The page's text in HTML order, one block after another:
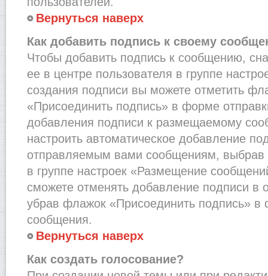
Вернуться наверх
Как добавить подпись к своему
Чтобы добавить подпись к сообщению,
ее в центре пользователя в группе
создания подписи вы можете отметить
«Присоединить подпись» в форме
добавления подписи к размещаемому
настроить автоматическое добавление
отправляемым вами сообщениям, выбрав
в группе настроек «Размещение
сможете отменять добавление подписи в
убрав флажок «Присоединить подпись» в
сообщения.
Вернуться наверх
Как создать голосование?